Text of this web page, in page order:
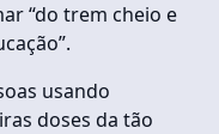
“do trem cheio e
usando
doses da tão